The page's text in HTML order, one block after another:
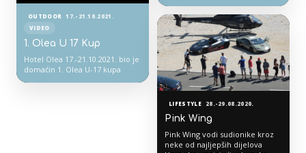
OUTDOOR 17.-21.10.2021.
VIDEO
1. Olea U 17 Kup
Hotel Olea 17.-21.10.2021. bio je
domaćin 1. Olea U-17 kupa
LIFESTYLE 28.-29.08.2020.
Pink Wing
Pink Wing vodi sudionike kroz
neke od najljepših dijelova